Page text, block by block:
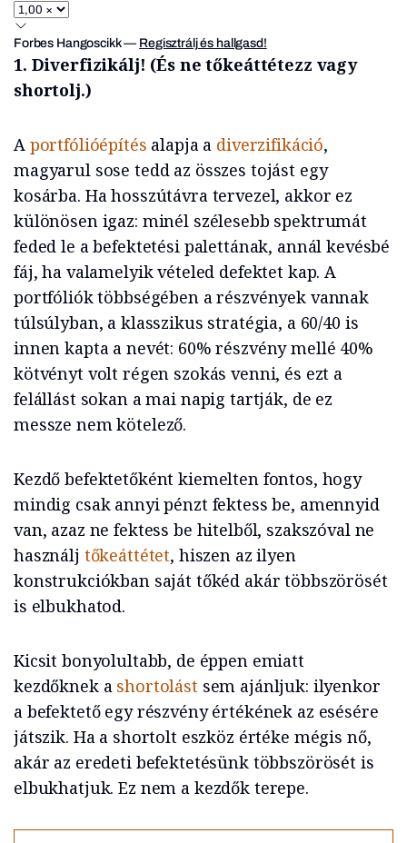
Forbes Hangoscikk— Regisztrálj és hallgasd!
1. Diverfizikálj! (És ne tőkeáttétezz vagy
shortolj.)
A portfólióépítés alapja a diverzifikáció,
magyarul sose tedd az összes tojást egy
kosárba. Ha hosszútávra tervezel, akkor ez
különösen igaz: minél szélesebb spektrumát
feded le a befektetési palettának, annál kevésbé
fáj, ha valamelyik vételed defektet kap. A
portfóliók többségében a részvények vannak
túlsúlyban, a klasszikus stratégia, a 60/40 is
innen kapta a nevét: 60% részvény mellé 40%
kötvényt volt régen szokás venni, és ezt a
felállást sokan a mai napig tartják, de ez
messze nem kötelező.
Kezdő befektetőként kiemelten fontos, hogy
mindig csak annyi pénzt fektess be, amennyid
van, azaz ne fektess be hitelből, szakszóval ne
használj tőkeáttétet, hiszen az ilyen
konstrukciókban saját tőkéd akár többszörösét
is elbukhatod.
Kicsit bonyolultabb, de éppen emiatt
kezdőknek a shortolástsem ajánljuk: ilyenkor
a befektető egy részvény értékének az esésére
játszik. Ha a shortolt eszköz értéke mégis nő,
akár az eredeti befektetésünk többszörösét is
elbukhatjuk. Ez nem a kezdők terepe.